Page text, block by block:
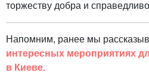
торжеству добра и
Напомним, ранее мы
интересных мероприятиях
в Киеве.